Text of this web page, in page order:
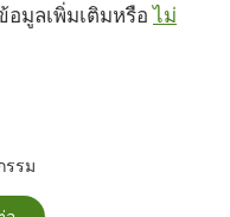
อมูลเพิ่มเติมหรือไม่
รรม